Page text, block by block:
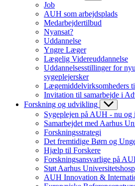
Job
AUH som arbejdsplads
Medarbejdertilbud
Nyansat?
Uddannelse
Yngre Læger
Lægelig Videreuddannelse
Uddannelsesstillinger for
sygeplejersker
Lægemiddelvirksomheders
Invitation til samarbejde i
Forskning og udvikling
Sygeplejen på AUH - nu og
Samarbejdet med Aarhus
Forskningsstrategi
Det fremtidige Børn og
Hjælp til Forskere
Forskningsansvarlige på
Støt Aarhus
AUH Innovation &